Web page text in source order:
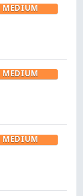
MEDIUM
MEDIUM
MEDIUM